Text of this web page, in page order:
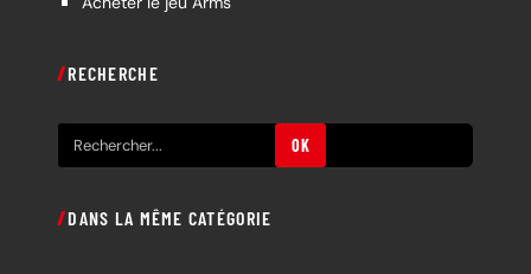
RECHERCHE
e
h
OK
DANS LA MÊME CATÉGORIE